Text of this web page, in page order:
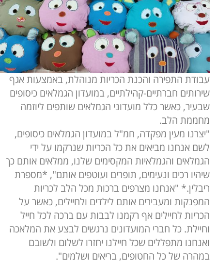
עבודת התפירה והכנת הכריות מנוהלת, באמצעות אגף
שירותים חברתיים-קהילתיים, במועדון הגמלאים כיסופים
שבעיר, כאשר כלל מועדוני הגמלאים שותפים ליוזמה
מחממת הלב.
"יצרנו מעין מפקדה, חמ"ל במועדון הגמלאים כיסופים,
לשם אנחנו מביאים את כל הכריות שנרקמו על ידי
הגמלאים והגמלאיות המקסימים שלנו, ממלאים אותם כך
שיהיו רכים ונעימים, תופרים ועוטפים אותם", *מספרת
ריבלין.* "אנחנו מצרפים ברכות מכל הלב לכריות
המפנקות ומעבירים אותם לילדים ולחיילים, כאשר על
הכריות לחיילים אף רקמנו לבבות עם ברכה לכל חייל
וחיילת. כל חברי המועדונים נרגשים לבצע את המלאכה
ואנחנו מתפללים שכל חיילנו יחזרו לשלום ולשובם
במהרה של כל החטופים, בריאים ושלמים".